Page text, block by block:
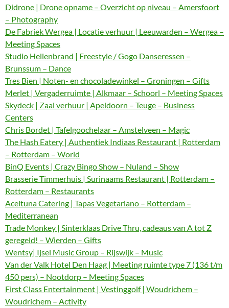
Didrone | Drone opname – Overzicht op niveau – Amersfoort
– Photography
De Fabriek Wergea | Locatie verhuur | Leeuwarden – Wergea –
Meeting Spaces
Studio Hellenbrand | Freestyle / Gogo Danseressen –
Brunssum – Dance
Tres Bien | Noten- en chocoladewinkel – Groningen – Gifts
Merlet | Vergaderruimte | Alkmaar – Schoorl – Meeting Spaces
Skydeck | Zaal verhuur | Apeldoorn – Teuge – Business
Centers
Chris Bordet | Tafelgoochelaar – Amstelveen – Magic
The Hash Eatery | Authentiek Indiaas Restaurant | Rotterdam
– Rotterdam – World
BinQ Events | Crazy Bingo Show – Nuland – Show
Brasserie Timmerhuis | Surinaams Restaurant | Rotterdam –
Rotterdam – Restaurants
Aceituna Catering | Tapas Vegetariano – Rotterdam –
Mediterranean
Trade Monkey | Sinterklaas Drive Thru, cadeaus van A tot Z
geregeld! – Wierden – Gifts
Wentsy| Ijsel Music Group – Rijswijk – Music
Van der Valk Hotel Den Haag | Meeting ruimte type 7 (136 t/m
450 pers) – Nootdorp – Meeting Spaces
First Class Entertainment | Vestinggolf | Woudrichem –
Woudrichem – Activity